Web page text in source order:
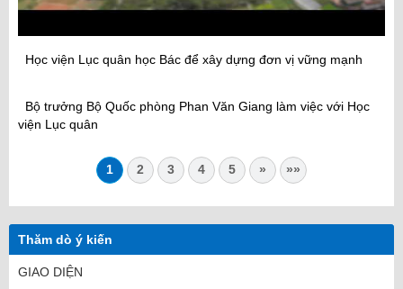
Học viện Lục quân học Bác để xây dựng đơn vị vững mạnh
Bộ trưởng Bộ Quốc phòng Phan Văn Giang làm việc với Học
viện Lục quân
1 2 3 4 5 » »»
Thăm dò ý kiến
GIAO DIỆN